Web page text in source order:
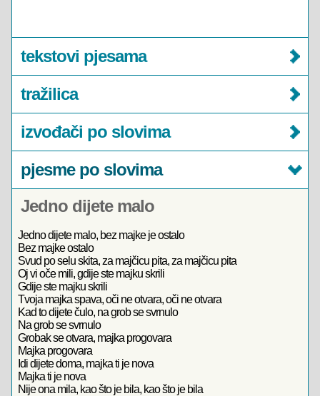
tekstovi pjesama
tražilica
izvođači po slovima
pjesme po slovima
Jedno dijete malo
Jedno dijete malo, bez majke je ostalo
Bez majke ostalo
Svud po selu skita, za majčicu pita, za majčicu pita
Oj vi oče mili, gdije ste majku skrili
Gdije ste majku skrili
Tvoja majka spava, oči ne otvara, oči ne otvara
Kad to dijete čulo, na grob se svrnulo
Na grob se svrnulo
Grobak se otvara, majka progovara
Majka progovara
Idi dijete doma, majka ti je nova
Majka ti je nova
Nije ona mila, kao što je bila, kao što je bila